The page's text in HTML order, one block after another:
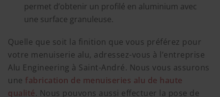
permet d’obtenir un profilé en aluminium avec
une surface granuleuse.
Quelle que soit la finition que vous préférez pour
votre menuiserie alu, adressez-vous à l’entreprise
Alu Engineering à Saint-André. Nous vous assurons
une fabrication de menuiseries alu de haute
qualité. Nous pouvons aussi effectuer la pose de